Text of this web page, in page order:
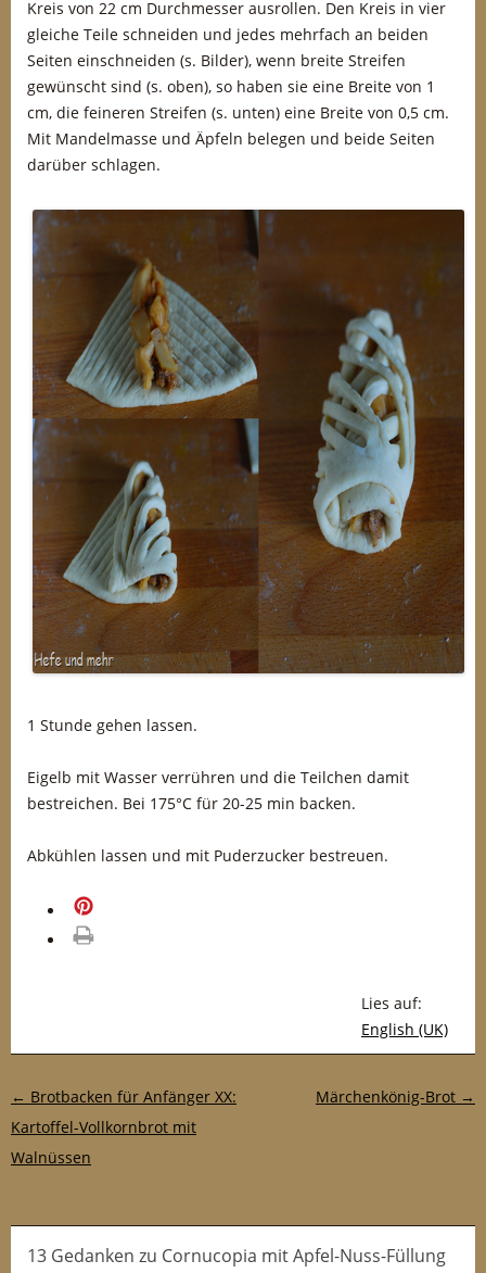
Kreis von 22 cm Durchmesser ausrollen. Den Kreis in vier
gleiche Teile schneiden und jedes mehrfach an beiden
Seiten einschneiden (s. Bilder), wenn breite Streifen
gewünscht sind (s. oben), so haben sie eine Breite von 1
cm, die feineren Streifen (s. unten) eine Breite von 0,5 cm.
Mit Mandelmasse und Äpfeln belegen und beide Seiten
darüber schlagen.
1 Stunde gehen lassen.
Eigelb mit Wasser verrühren und die Teilchen damit
bestreichen. Bei 175°C für 20-25 min backen.
Abkühlen lassen und mit Puderzucker bestreuen.
Lies auf:
English (UK)
Post-Navigation
← Brotbacken für Anfänger XX:
Kartoffel-Vollkornbrot mit
Walnüssen
Märchenkönig-Brot →
13 Gedanken zu Cornucopia mit Apfel-Nuss-Füllung